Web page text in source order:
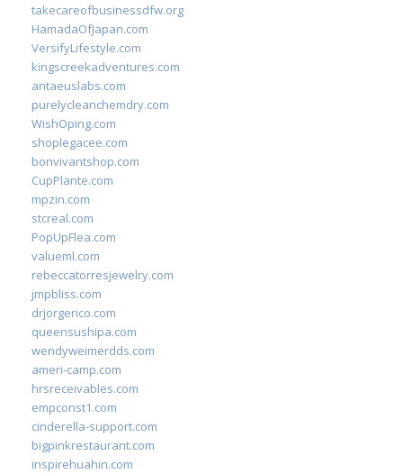
takecareofbusinessdfw.org
HamadaOfJapan.com
VersifyLifestyle.com
kingscreekadventures.com
antaeuslabs.com
purelycleanchemdry.com
WishOping.com
shoplegacee.com
bonvivantshop.com
CupPlante.com
mpzin.com
stcreal.com
PopUpFlea.com
valueml.com
rebeccatorresjewelry.com
jmpbliss.com
drjorgerico.com
queensushipa.com
wendyweimerdds.com
ameri-camp.com
hrsreceivables.com
empconst1.com
cinderella-support.com
bigpinkrestaurant.com
inspirehuahin.com